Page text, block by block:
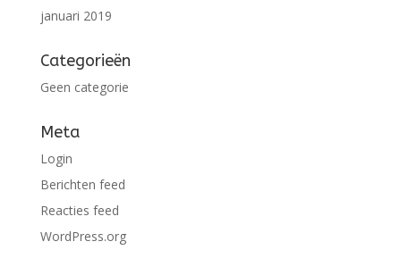
januari 2019
Categorieën
Geen categorie
Meta
Login
Berichten feed
Reacties feed
WordPress.org